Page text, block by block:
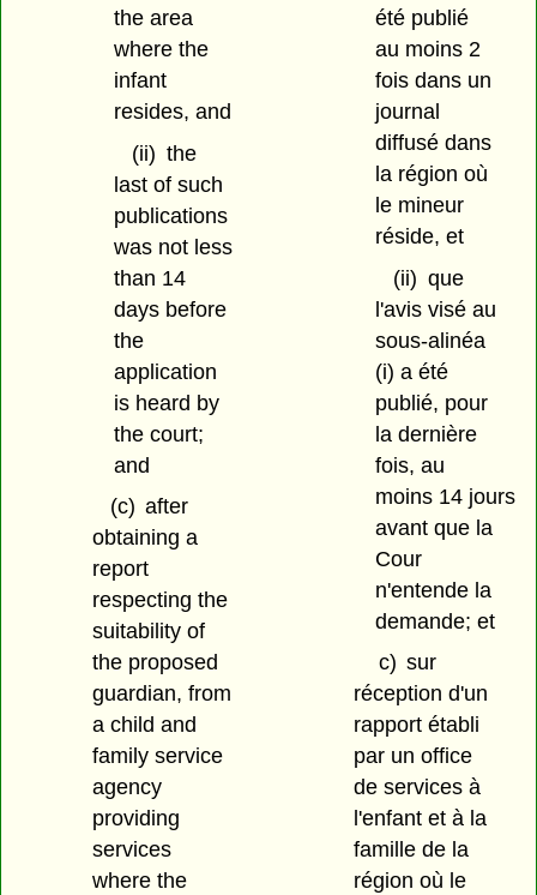
the area
where the
infant
resides, and
(ii) the
last of such
publications
was not less
than 14
days before
the
application
is heard by
the court;
and
(c) after
obtaining a
report
respecting the
suitability of
the proposed
guardian, from
a child and
family service
agency
providing
services
where the
été publié
au moins 2
fois dans un
journal
diffusé dans
la région où
le mineur
réside, et
(ii) que
l'avis visé au
sous-alinéa
(i) a été
publié, pour
la dernière
fois, au
moins 14 jours
avant que la
Cour
n'entende la
demande; et
c) sur
réception d'un
rapport établi
par un office
de services à
l'enfant et à la
famille de la
région où le